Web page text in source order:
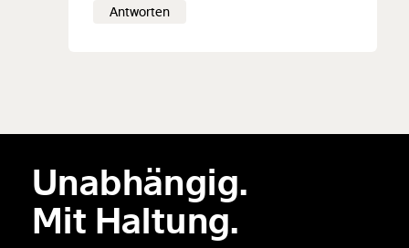
Antworten
Unabhängig.
Mit Haltung.